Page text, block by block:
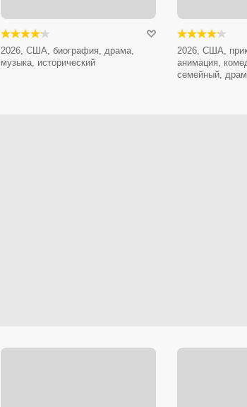
2026, США, биография, драма,
музыка, исторический
2026, США,
анимация,
семейный,